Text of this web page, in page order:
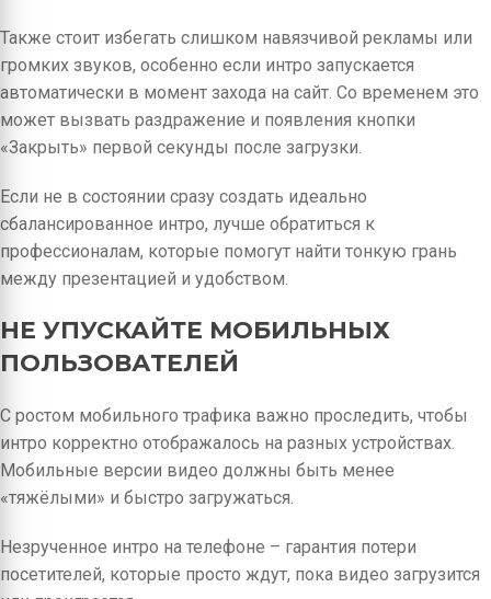
Также стоит избегать слишком навязчивой рекламы или
громких звуков, особенно если интро запускается
автоматически в момент захода на сайт. Со временем это
может вызвать раздражение и появления кнопки
«Закрыть» первой секунды после загрузки.
Если не в состоянии сразу создать идеально
сбалансированное интро, лучше обратиться к
профессионалам, которые помогут найти тонкую грань
между презентацией и удобством.
НЕ УПУСКАЙТЕ МОБИЛЬНЫХ
ПОЛЬЗОВАТЕЛЕЙ
С ростом мобильного трафика важно проследить, чтобы
интро корректно отображалось на разных устройствах.
Мобильные версии видео должны быть менее
«тяжёлыми» и быстро загружаться.
Незрученное интро на телефоне – гарантия потери
посетителей, которые просто ждут, пока видео загрузится